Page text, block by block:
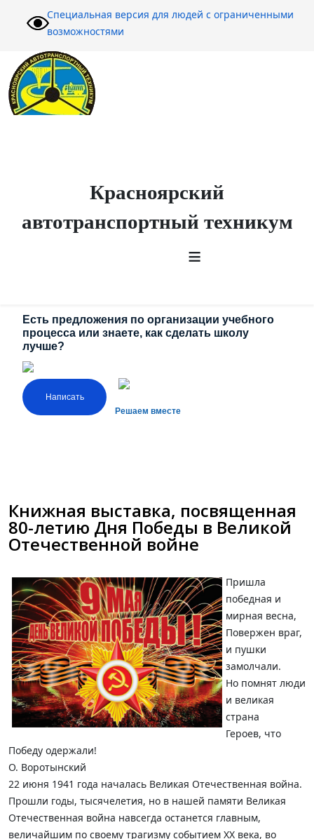
Специальная версия для людей с ограниченными
возможностями
Красноярский
автотранспортный техникум
≡
Есть предложения по организации учебного
процесса или знаете, как сделать школу
лучше?
Написать
Решаем вместе
Книжная выставка, посвященная
80-летию Дня Победы в Великой
Отечественной войне
Пришла
победная и
мирная весна,
Повержен враг,
и пушки
замолчали.
Но помнят люди
и великая
страна
Героев, что
Победу одержали!
О. Воротынский
22 июня 1941 года началась Великая Отечественная война.
Прошли годы, тысячелетия, но в нашей памяти Великая
Отечественная война навсегда останется главным,
величайшим по своему трагизму событием ХХ века, во